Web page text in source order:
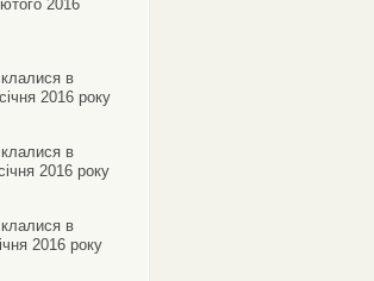
2016
в
2016 року
в
2016 року
в
2016 року